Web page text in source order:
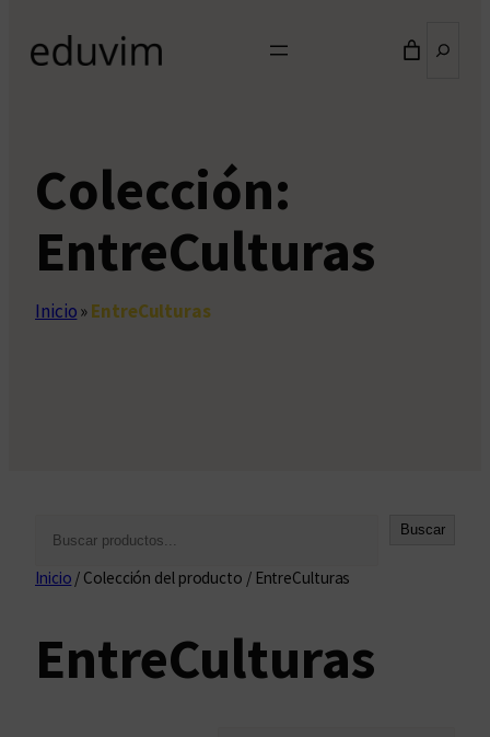
Colección:
EntreCulturas
Inicio»EntreCulturas
s
a
Buscar
Inicio / Colección del producto / EntreCulturas
EntreCulturas